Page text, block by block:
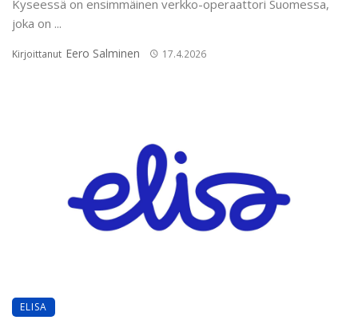
Kyseessä on ensimmäinen verkko-operaattori Suomessa,
joka on ...
Kirjoittanut Eero Salminen 17.4.2026
ELISA